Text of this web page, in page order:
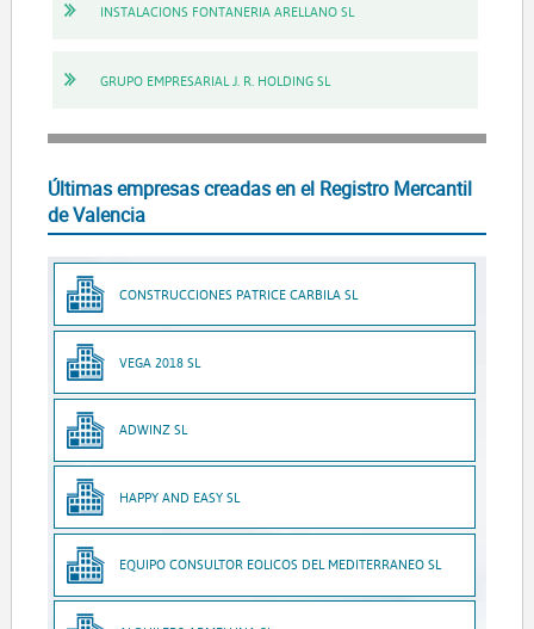
INSTALACIONS FONTANERIA ARELLANO SL
GRUPO EMPRESARIAL J. R. HOLDING SL
Últimas empresas creadas en el Registro Mercantil
de Valencia
CONSTRUCCIONES PATRICE CARBILA SL
VEGA 2018 SL
ADWINZ SL
HAPPY AND EASY SL
EQUIPO CONSULTOR EOLICOS DEL MEDITERRANEO SL